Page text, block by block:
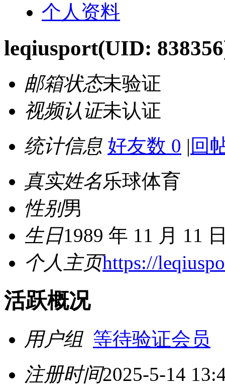
个人资料
leqiusport(UID:
邮箱状态未验证
视频认证未认证
统计信息 好友数 0 | 回
真实姓名乐球体育
性别男
生日1989 年 11 月 11
个人主页https://
活跃概况
用户组 等待验证会员
注册时间2025-5-14